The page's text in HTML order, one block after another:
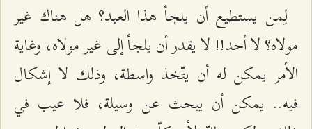
لِمن يستطيع أن يلجأ هذا العبد؟ هل هناك غير
مولاه؟ لا أحد!! لا يقدر أن يلجأ إلى غير مولاه، وغاية
الأمر يمكن له أن يتّخذ واسطة، وذلك لا إشكال
فيه.. يمكن أن يبحث عن وسيلة، فلا عيب في